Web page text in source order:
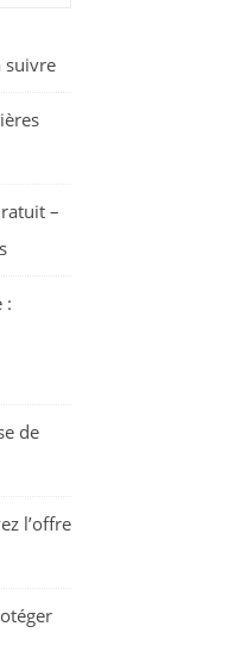
suivre
–
:
de
l’offre